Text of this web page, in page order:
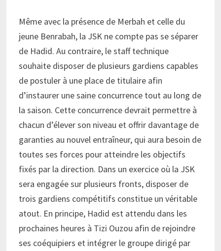
Même avec la présence de Merbah et celle du
jeune Benrabah, la JSK ne compte pas se séparer
de Hadid. Au contraire, le staff technique
souhaite disposer de plusieurs gardiens capables
de postuler à une place de titulaire afin
d’instaurer une saine concurrence tout au long de
la saison. Cette concurrence devrait permettre à
chacun d’élever son niveau et offrir davantage de
garanties au nouvel entraîneur, qui aura besoin de
toutes ses forces pour atteindre les objectifs
fixés par la direction. Dans un exercice où la JSK
sera engagée sur plusieurs fronts, disposer de
trois gardiens compétitifs constitue un véritable
atout. En principe, Hadid est attendu dans les
prochaines heures à Tizi Ouzou afin de rejoindre
ses coéquipiers et intégrer le groupe dirigé par